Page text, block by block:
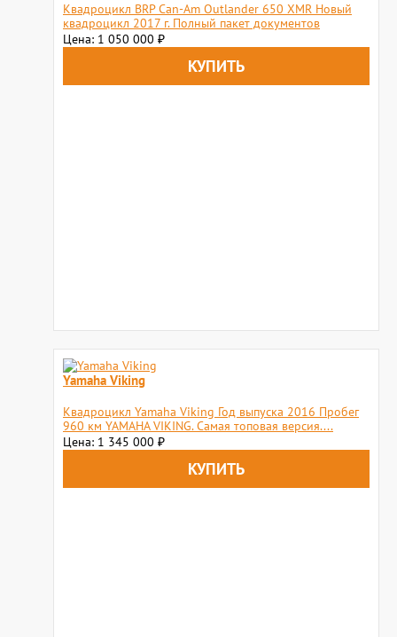
Квадроцикл BRP Can-Am Outlander 650 XMR Новый
квадроцикл 2017 г. Полный пакет документов
Цена: 1 050 000 ₽
Yamaha Viking
Квадроцикл Yamaha Viking Год выпуска 2016 Пробег
960 км YAMAHA VIKING. Самая топовая версия....
Цена: 1 345 000 ₽